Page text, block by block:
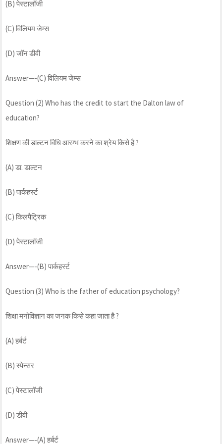
(B) पेस्टालॉजी
(C) विलियम जेम्स
(D) जॉन डीवी
Answer—-(C) विलियम जेम्स
Question (2) Who has the credit to start the Dalton law of
education?
शिक्षण की डाल्टन विधि आरम्भ करने का श्रेय किसे है ?
(A) डा. डाल्टन
(B) पार्कहर्स्ट
(C) किलपैट्रिक
(D) पेस्टालॉजी
Answer—-(B) पार्कहर्स्ट
Question (3) Who is the father of education psychology?
शिक्षा मनोविज्ञान का जनक किसे कहा जाता है ?
(A) हर्बर्ट
(B) स्पेन्सर
(C) पेस्टालॉजी
(D) डीवी
Answer—-(A) हर्बर्ट